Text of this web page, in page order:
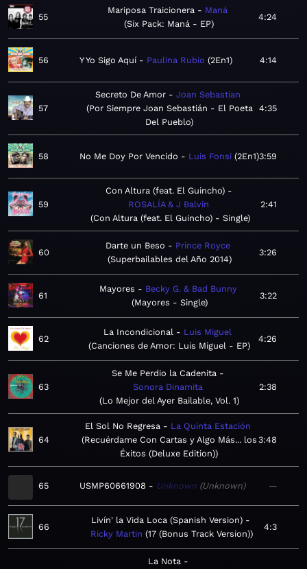
55
Mariposa Traicionera
Maná
Six Pack: Maná - EP
4:24
56 Y Yo Sigo Aquí Paulina Rubio 2En1 4:14
57
Secreto De Amor
Joan Sebastian
Por Siempre Joan Sebastián - El Poeta
Del Pueblo
4:35
58 No Me Doy Por Vencido Luis Fonsi 2En1 3:59
59
Con Altura (feat. El Guincho)
ROSALÍA & J Balvin
Con Altura (feat. El Guincho) - Single
2:41
60
Darte un Beso
Prince Royce
Superbailables del Año 2014
3:26
61
Mayores
Becky G. & Bad Bunny
Mayores - Single
3:22
62
La Incondicional
Luis Miguel
Canciones de Amor: Luis Miguel - EP
4:26
63
Se Me Perdio la Cadenita
Sonora Dinamita
Lo Mejor del Ayer Bailable, Vol. 1
2:38
64
El Sol No Regresa
La Quinta Estación
Recuérdame Con Cartas y Algo Más... los
Éxitos (Deluxe Edition)
3:48
65 USMP60661908 Unknown Unknown —
66
Livín' la Vida Loca (Spanish Version)
Ricky Martin 17 (Bonus Track Version)
4:3
La Nota